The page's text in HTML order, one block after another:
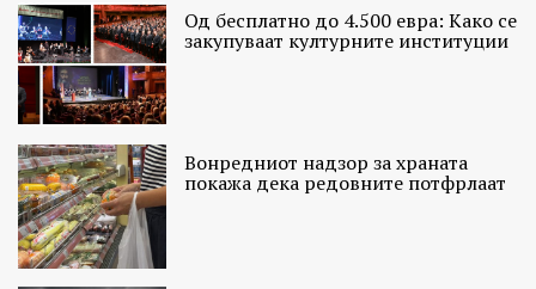
Од бесплатно до 4.500 евра: Како се
закупуваат културните институции
Вонредниот надзор за храната
покажа дека редовните потфрлаат